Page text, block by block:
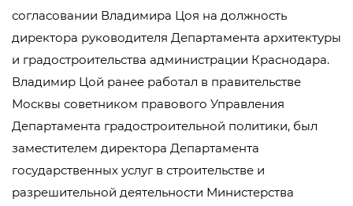
согласовании Владимира Цоя на должность
директора руководителя Департамента архитектуры
и градостроительства администрации Краснодара.
Владимир Цой ранее работал в правительстве
Москвы советником правового Управления
Департамента градостроительной политики, был
заместителем директора Департамента
государственных услуг в строительстве и
разрешительной деятельности Министерства